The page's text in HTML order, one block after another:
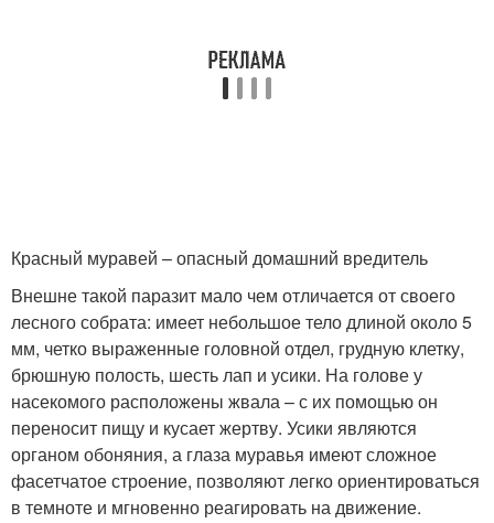
Красный муравей – опасный домашний вредитель
Внешне такой паразит мало чем отличается от своего
лесного собрата: имеет небольшое тело длиной около 5
мм, четко выраженные головной отдел, грудную клетку,
брюшную полость, шесть лап и усики. На голове у
насекомого расположены жвала – с их помощью он
переносит пищу и кусает жертву. Усики являются
органом обоняния, а глаза муравья имеют сложное
фасетчатое строение, позволяют легко ориентироваться
в темноте и мгновенно реагировать на движение.